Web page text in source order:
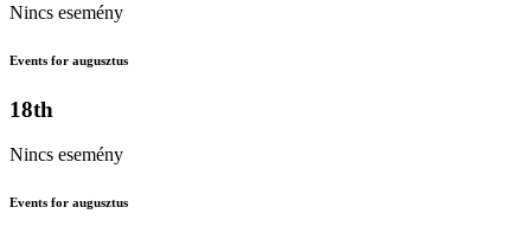
Nincs esemény
Events for augusztus
18th
Nincs esemény
Events for augusztus